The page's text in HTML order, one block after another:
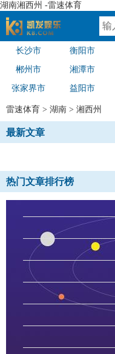
湖南湘西州 -雷速体育
速体育
长沙市 衡阳市
郴州市 湘潭市
张家界市 益阳市
雷速体育 > 湖南 > 湘西州
最新文章
热门文章排行榜